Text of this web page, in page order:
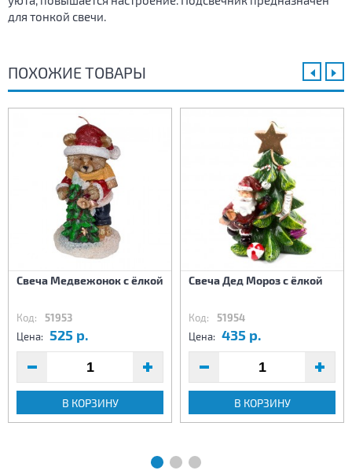
для тонкой свечи.
ПОХОЖИЕ ТОВАРЫ
Свеча Медвежонок с ёлкой
Код: 51953
Цена: 525 р.
В КОРЗИНУ
Свеча Дед Мороз с ёлкой
Код: 51954
Цена: 435 р.
В КОРЗИНУ